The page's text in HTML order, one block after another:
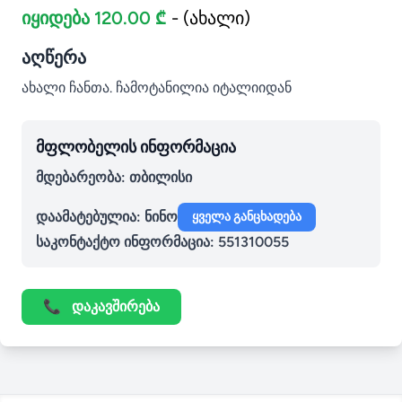
იყიდება 120.00 ₾ - (ახალი)
აღწერა
ახალი ჩანთა. ჩამოტანილია იტალიიდან
მფლობელის ინფორმაცია
მდებარეობა: თბილისი
დაამატებულია: ნინო ყველა განცხადება
საკონტაქტო ინფორმაცია: 551310055
📞 დაკავშირება